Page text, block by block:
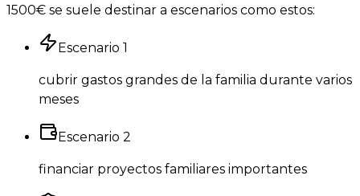
1500€ se suele destinar a escenarios como estos:
Escenario 1
cubrir gastos grandes de la familia durante varios
meses
Escenario 2
financiar proyectos familiares importantes